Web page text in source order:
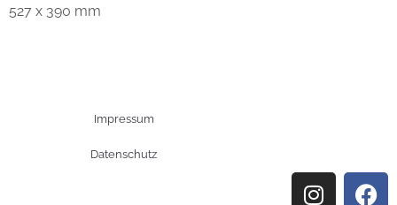
527 x 390 mm
Impressum
Datenschutz